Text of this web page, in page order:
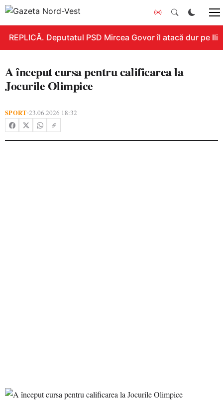
REPLICĂ. Deputatul PSD Mircea Govor îl atacă dur pe
A început cursa pentru calificarea la
Jocurile Olimpice
SPORT•23.06.2026 18:32